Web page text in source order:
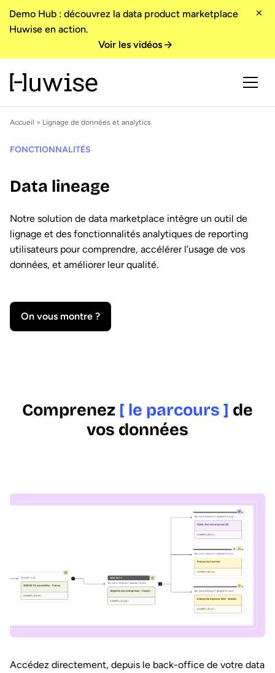
Demo Hub : découvrez la data product marketplace
Huwise en action.
Voir les vidéos
Accueil > Lignage de données et analytics
FONCTIONNALITÉS
Data lineage
Notre solution de data marketplace intègre un outil de
lignage et des fonctionnalités analytiques de reporting
utilisateurs pour comprendre, accélérer l’usage de vos
données, et améliorer leur qualité.
On vous montre ?
Comprenez [ le parcours ] de
vos données
Accédez directement, depuis le back-office de votre data